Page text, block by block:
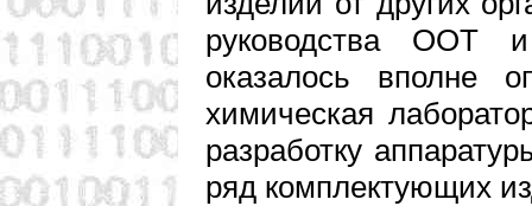
руководства ООТ
оказалось вполне
химическая
разработку
ряд комплектующих